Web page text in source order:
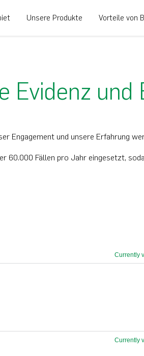
Unsere Produkte Vorteile von
Evidenz
Engagement und unsere Erfahrung
60.000 Fällen pro Jahr eingesetzt,
Currently
Currently